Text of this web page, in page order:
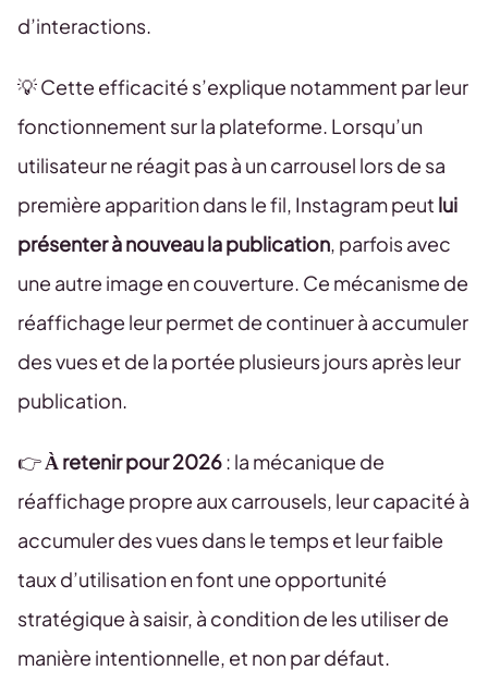
d’interactions.
💡 Cette efficacité s’explique notamment par leur
fonctionnement sur la plateforme. Lorsqu’un
utilisateur ne réagit pas à un carrousel lors de sa
première apparition dans le fil, Instagram peut lui
présenter à nouveau la publication, parfois avec
une autre image en couverture. Ce mécanisme de
réaffichage leur permet de continuer à accumuler
des vues et de la portée plusieurs jours après leur
publication.
👉À retenir pour 2026: la mécanique de
réaffichage propre aux carrousels, leur capacité à
accumuler des vues dans le temps et leur faible
taux d’utilisation en font une opportunité
stratégique à saisir, à condition de les utiliser de
manière intentionnelle, et non par défaut.